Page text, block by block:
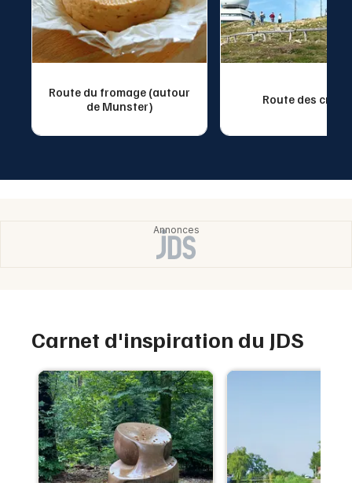
Route du fromage (autour
de Munster)
Route des
Carnet d'inspiration du JDS